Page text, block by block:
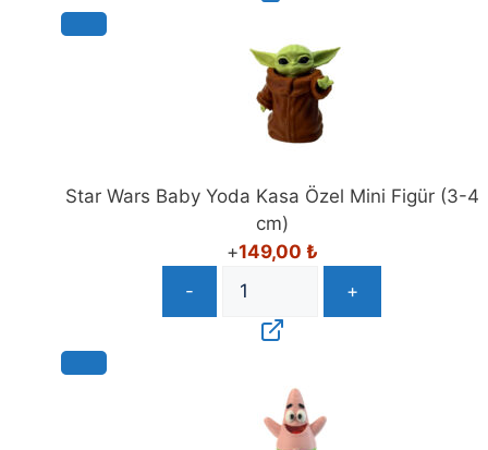
Star Wars Baby Yoda Kasa Özel Mini Figür (3-4
cm)
+149,00 ₺
-
+